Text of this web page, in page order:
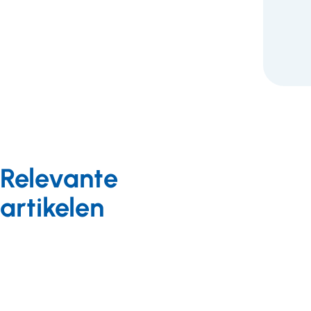
Relevante
artikelen